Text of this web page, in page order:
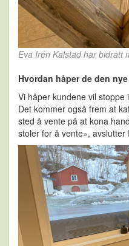
Eva Irén Kalstad har bidratt
Hvordan håper de den
Vi håper kundene vil stoppe
Det kommer også frem at
sted å vente på at kona
stoler for å vente», avslutter